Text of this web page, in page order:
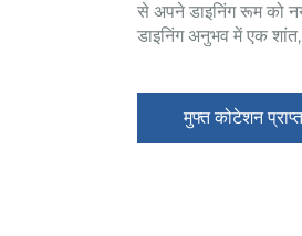
से अपने डाइनिंग रूम को
डाइनिंग अनुभव में एक शांत,
मुफ्त कोटेशन